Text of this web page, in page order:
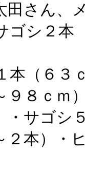
田さん、
ゴシ２本
本（６３
９８ｃｍ
・サゴシ
２本）・